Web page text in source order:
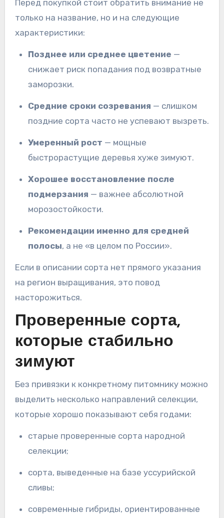
Перед покупкой стоит обратить внимание не
только на название, но и на следующие
характеристики:
Позднее или среднее цветение —
снижает риск попадания под возвратные
заморозки.
Средние сроки созревания — слишком
поздние сорта часто не успевают вызреть.
Умеренный рост — мощные
быстрорастущие деревья хуже зимуют.
Хорошее восстановление после
подмерзания — важнее абсолютной
морозостойкости.
Рекомендации именно для средней
полосы, а не «в целом по России».
Если в описании сорта нет прямого указания
на регион выращивания, это повод
насторожиться.
Проверенные сорта,
которые стабильно
зимуют
Без привязки к конкретному питомнику можно
выделить несколько направлений селекции,
которые хорошо показывают себя годами:
старые проверенные сорта народной
селекции;
сорта, выведенные на базе уссурийской
сливы;
современные гибриды, ориентированные